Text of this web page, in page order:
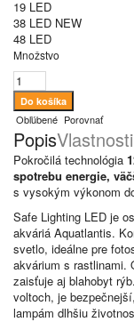
19 LED
38 LED NEW
48 LED
Množstvo
Obľúbené Porovnať
PopisVlastnosti
Pokročilá technológia
spotrebu energie,
s vysokým výkonom
Safe Lighting LED je
akváriá Aquatlantis.
svetlo, ideálne pre
akvárium s rastlinami.
zaisťuje aj blahobyt
voltoch, je
lampám dlhšiu